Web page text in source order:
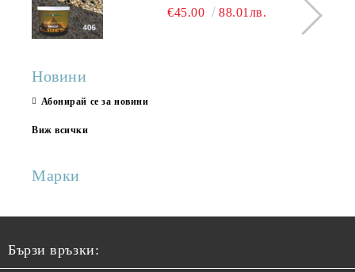
КАМЪК 406 25КГ
€45.00 88.01лв.
Новини
Абонирай се за новини
Виж всички
Марки
Бързи връзки: